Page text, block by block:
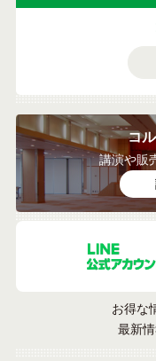
コ
講演や販
お得な
最新